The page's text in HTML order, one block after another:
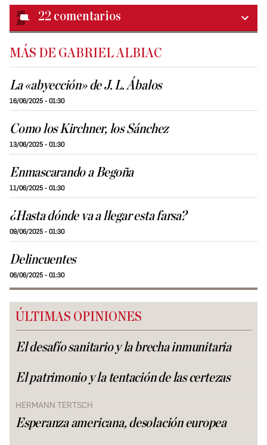
22 comentarios
MÁS DE GABRIEL ALBIAC
La «abyección» de J. L. Ábalos
16/06/2025 - 01:30
Como los Kirchner, los Sánchez
13/06/2025 - 01:30
Enmascarando a Begoña
11/06/2025 - 01:30
¿Hasta dónde va a llegar esta farsa?
09/06/2025 - 01:30
Delincuentes
06/06/2025 - 01:30
ÚLTIMAS OPINIONES
El desafío sanitario y la brecha inmunitaria
El patrimonio y la tentación de las certezas
HERMANN TERTSCH
Esperanza americana, desolación europea